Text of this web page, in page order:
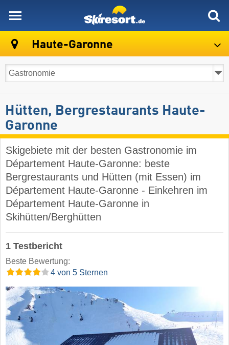
Haute-Garonne
Hütten, Bergrestaurants Haute-
Garonne
Skigebiete mit der besten Gastronomie im
Département Haute-Garonne: beste
Bergrestaurants und Hütten (mit Essen) im
Département Haute-Garonne - Einkehren im
Département Haute-Garonne in
Skihütten/Berghütten
1 Testbericht
Beste Bewertung:
4 von 5 Sternen